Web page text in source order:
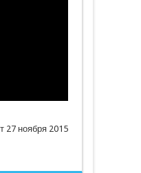
27 ноября 2015